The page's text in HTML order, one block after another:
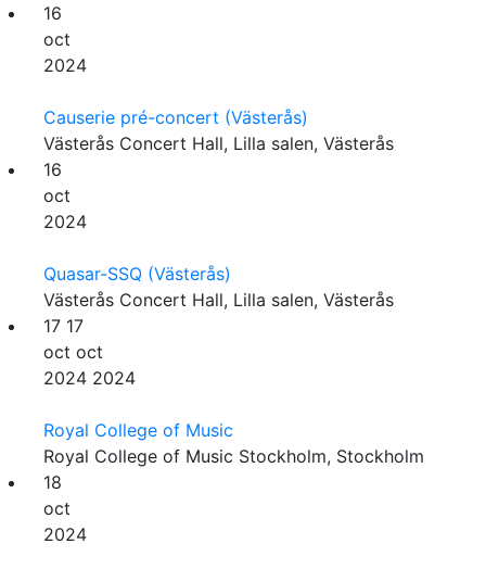
16
oct
2024
Causerie pré-concert (Västerås)
Västerås Concert Hall, Lilla salen, Västerås
16
oct
2024
Quasar-SSQ (Västerås)
Västerås Concert Hall, Lilla salen, Västerås
17 17
oct oct
2024 2024
Royal College of Music
Royal College of Music Stockholm, Stockholm
18
oct
2024